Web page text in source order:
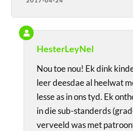
HesterLeyNel
Nou toe nou! Ek dink
leer deesdae al heelwat
lesse as in ons tyd. Ek
in die sub-standerds
verveeld was met